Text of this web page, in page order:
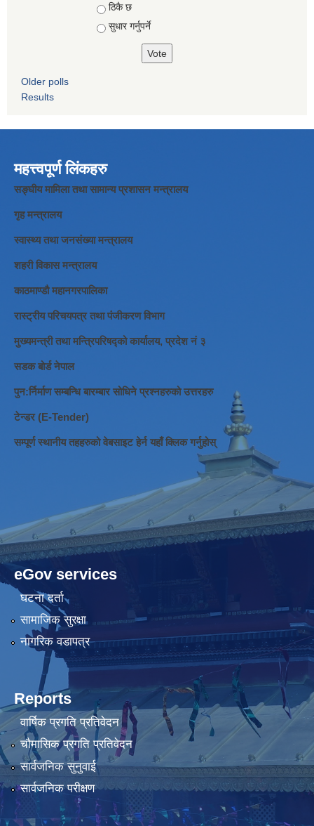
ठिकै छ
सुधार गर्नुपर्ने
Older polls
Results
महत्त्वपूर्ण लिंकहरु
सङ्घीय मामिला तथा सामान्य प्रशासन मन्त्रालय
गृह मन्त्रालय
स्वास्थ्य तथा जनसंख्या मन्त्रालय
शहरी विकास मन्त्रालय
काठमाण्डौ महानगरपालिका
रास्ट्रीय परिचयपत्र तथा पंजीकरण विभाग
मुख्यमन्त्री तथा मन्त्रिपरिषद्को कार्यालय, प्रदेश नं ३
सडक बोर्ड नेपाल
पुन:र्निर्माण सम्बन्धि बारम्बार सोधिने प्रश्नहरुको उत्तरहरु
टेन्डर (E-Tender)
सम्पूर्ण स्थानीय तहहरुको वेबसाइट हेर्न यहाँ क्लिक गर्नुहोस्
eGov services
घटना दर्ता
सामाजिक सुरक्षा
नागरिक वडापत्र
Reports
वार्षिक प्रगति प्रतिवेदन
चौमासिक प्रगति प्रतिवेदन
सार्वजनिक सुनुवाई
सार्वजनिक परीक्षण